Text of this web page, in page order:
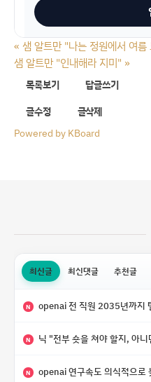
« 샘 알트만 "나는 정원에서 여
샘 알트만 "인내해라 지미" »
목록보기
답글쓰기
글수정
글삭제
Powered by KBoard
최신글 최신댓글 추천글
N openai 전 직원 2035년까지 텔레
N 닉 "전부 숏을 쳐야 할지, 아니면 특이점이 오
N openai 연구속도 의식적으로